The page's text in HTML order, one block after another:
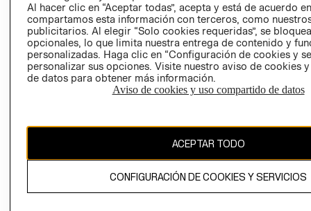
Ecuador ($)
CAMBIAR REGIÓN
El contenido de esta página web está protegido por copyright y es
propiedad de H&M Hennes & Mauritz AB.
Al hacer clic en “Aceptar todas”, acepta y está de acuerdo
compartamos esta información con terceros, como
publicitarios. Al elegir “Solo cookies requeridas”, se
opcionales, lo que limita nuestra entrega de contenido y
personalizadas. Haga clic en “Configuración de cookies y
personalizar sus opciones. Visite nuestro aviso de cookies
de datos para obtener más información.
Aviso de cookies y uso compartido de datos
ACEPTAR TODO
CONFIGURACIÓN DE COOKIES Y SERVICIOS